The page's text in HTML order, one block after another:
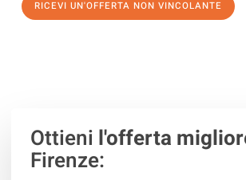
RICEVI UN'OFFERTA NON VINCOLANTE
Ottieni l'offerta
Firenze: